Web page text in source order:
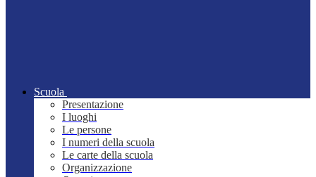
Scuola
Presentazione
I luoghi
Le persone
I numeri della scuola
Le carte della scuola
Organizzazione